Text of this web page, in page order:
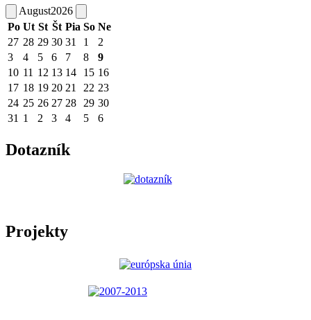
August2026
Po Ut St Št Pia So Ne
27 28 29 30 31 1
2
3
4 5 6 7 8
9
10 11 12 13 14 15 16
17 18 19 20 21 22 23
24 25 26 27 28 29 30
31 1 2 3 4 5 6
Dotazník
Projekty